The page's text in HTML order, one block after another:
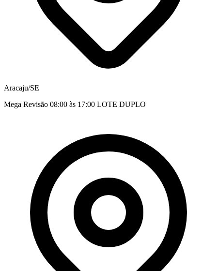
Aracaju/SE
Mega Revisão 08:00 às 17:00 LOTE DUPLO